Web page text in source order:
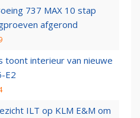
737 MAX 10 stap
afgerond
toont interieur van nieuwe
E2
ILT op KLM E&M om